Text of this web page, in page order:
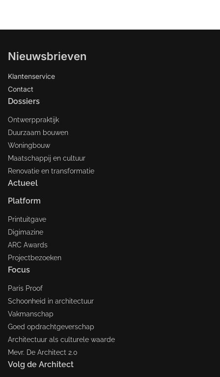
Nieuwsbrieven
Klantenservice
Contact
Dossiers
Ontwerppraktijk
Duurzaam bouwen
Woningbouw
Maatschappij en cultuur
Renovatie en transformatie
Actueel
Platform
Printuitgave
Digimazine
ARC Awards
Projectbezoeken
Focus
Paris Proof
Schoonheid in architectuur
Vakmanschap
Goed opdrachtgeverschap
Architectuur als culturele waarde
Mevr. De Architect 2.0
Volg de Architect